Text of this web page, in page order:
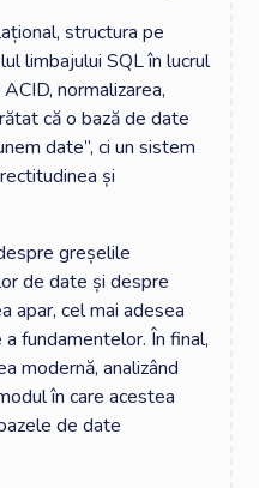
structura pe
limbajului SQL în lucrul
normalizarea,
că o bază de date
date”, ci un sistem
și
greșelile
de date și despre
apar, cel mai adesea
fundamentelor. În final,
modernă, analizând
în care acestea
de date